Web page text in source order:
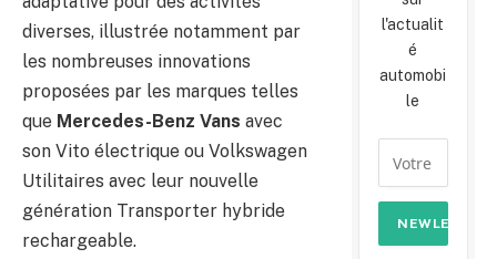
diverses, illustrée notamment par
les nombreuses innovations
proposées par les marques telles
que Mercedes-Benz Vans avec
son Vito électrique ou Volkswagen
Utilitaires avec leur nouvelle
génération Transporter hybride
rechargeable.
l'actualit
é
automobi
le